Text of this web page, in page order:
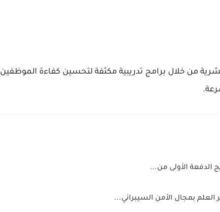
من خلال برامج تدريبية مكثفة لتحسين كفاءة الموظفين
الدفعة الأولى من...
بمجال الأمن السيبراني...